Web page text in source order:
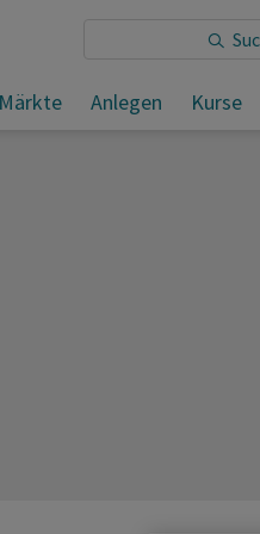
Anlegen Kurse